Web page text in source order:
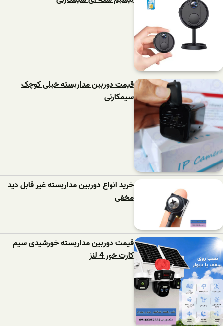
قیمت دوربین مداربسته خیلی کوچک
سیمکارتی
خرید انواع دوربین مداربسته غیر قابل دید
مخفی
قیمت دوربین مداربسته خورشیدی سیم
کارت خور 4 لنز